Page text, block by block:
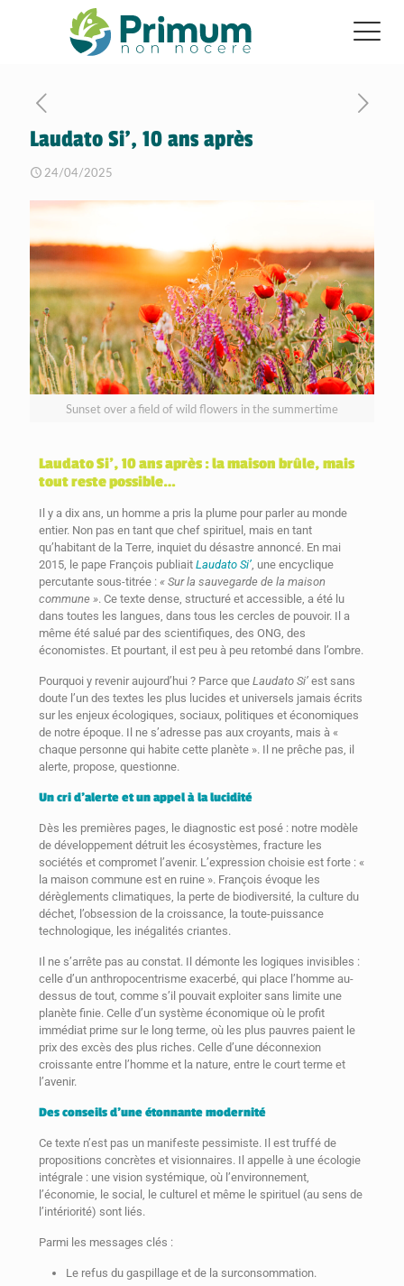
Laudato Si’, 10 ans après
24/04/2025
Sunset over a field of wild flowers in the summertime
Laudato Si’, 10 ans après : la maison brûle, mais
tout reste possible…
Il y a dix ans, un homme a pris la plume pour parler au monde
entier. Non pas en tant que chef spirituel, mais en tant
qu’habitant de la Terre, inquiet du désastre annoncé. En mai
2015, le pape François publiait Laudato Si’, une encyclique
percutante sous-titrée : « Sur la sauvegarde de la maison
commune ». Ce texte dense, structuré et accessible, a été lu
dans toutes les langues, dans tous les cercles de pouvoir. Il a
même été salué par des scientifiques, des ONG, des
économistes. Et pourtant, il est peu à peu retombé dans l’ombre.
Pourquoi y revenir aujourd’hui ? Parce que Laudato Si’ est sans
doute l’un des textes les plus lucides et universels jamais écrits
sur les enjeux écologiques, sociaux, politiques et économiques
de notre époque. Il ne s’adresse pas aux croyants, mais à «
chaque personne qui habite cette planète ». Il ne prêche pas, il
alerte, propose, questionne.
Un cri d’alerte et un appel à la lucidité
Dès les premières pages, le diagnostic est posé : notre modèle
de développement détruit les écosystèmes, fracture les
sociétés et compromet l’avenir. L’expression choisie est forte : «
la maison commune est en ruine ». François évoque les
dérèglements climatiques, la perte de biodiversité, la culture du
déchet, l’obsession de la croissance, la toute-puissance
technologique, les inégalités criantes.
Il ne s’arrête pas au constat. Il démonte les logiques invisibles :
celle d’un anthropocentrisme exacerbé, qui place l’homme au-
dessus de tout, comme s’il pouvait exploiter sans limite une
planète finie. Celle d’un système économique où le profit
immédiat prime sur le long terme, où les plus pauvres paient le
prix des excès des plus riches. Celle d’une déconnexion
croissante entre l’homme et la nature, entre le court terme et
l’avenir.
Des conseils d’une étonnante modernité
Ce texte n’est pas un manifeste pessimiste. Il est truffé de
propositions concrètes et visionnaires. Il appelle à une écologie
intégrale : une vision systémique, où l’environnement,
l’économie, le social, le culturel et même le spirituel (au sens de
l’intériorité) sont liés.
Parmi les messages clés :
Le refus du gaspillage et de la surconsommation.